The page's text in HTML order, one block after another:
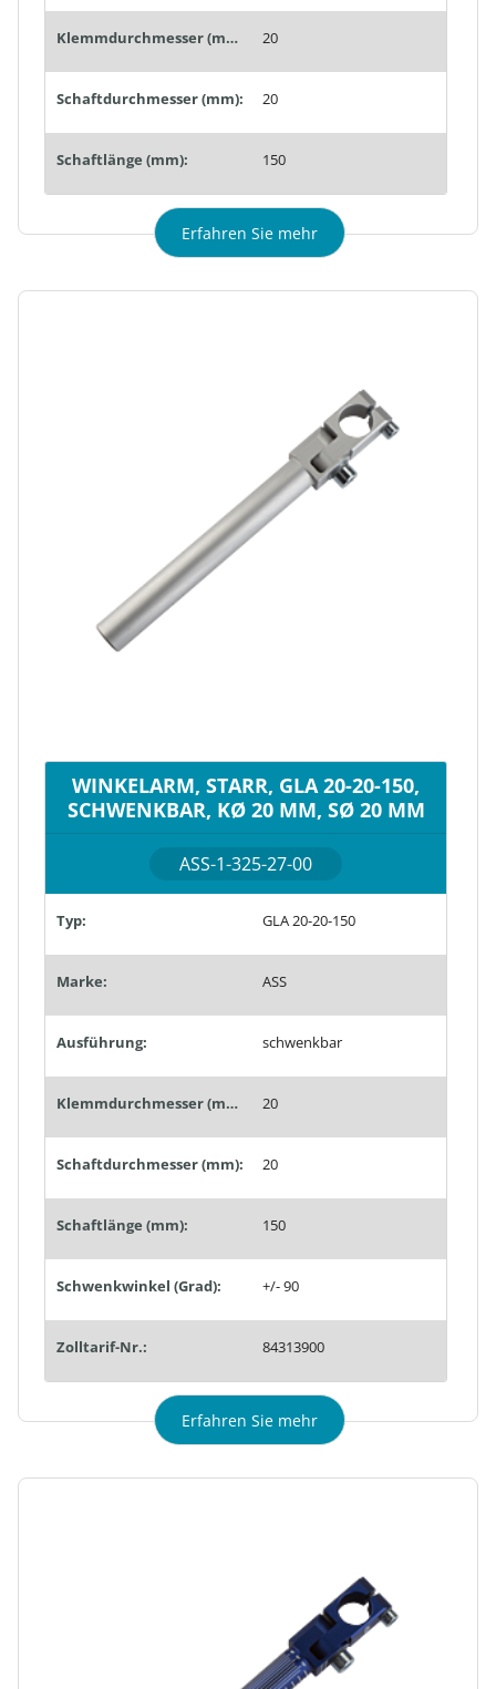
Klemmdurchmesser (mm): 20
Schaftdurchmesser (mm): 20
Schaftlänge (mm): 150
Erfahren Sie mehr
WINKELARM, STARR, GLA 20-20-150,
SCHWENKBAR, KØ 20 MM, SØ 20 MM
ASS-1-325-27-00
Typ: GLA 20-20-150
Marke: ASS
Ausführung: schwenkbar
Klemmdurchmesser (mm): 20
Schaftdurchmesser (mm): 20
Schaftlänge (mm): 150
Schwenkwinkel (Grad): +/- 90
Zolltarif-Nr.: 84313900
Erfahren Sie mehr